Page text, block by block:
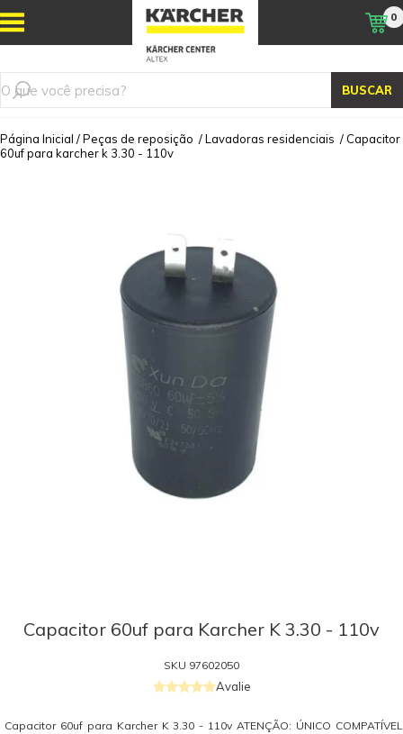
BUSCAR
0
Página Inicial /Peças de reposição /Lavadoras residenciais / Capacitor
60uf para karcher k 3.30 - 110v
Capacitor 60uf para Karcher K 3.30 - 110v
SKU 97602050
Avalie
Capacitor 60uf para Karcher K 3.30 - 110v ATENÇÃO: ÚNICO COMPATÍVEL